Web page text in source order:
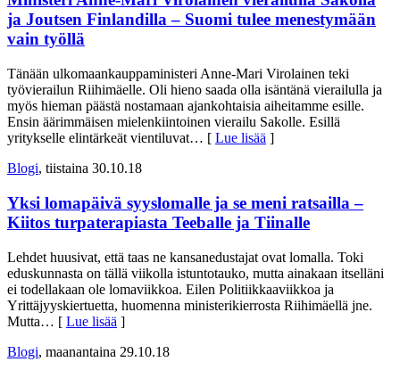
ja Joutsen Finlandilla – Suomi tulee menestymään
vain työllä
Tänään ulkomaankauppaministeri Anne-Mari Virolainen teki
työvierailun Riihimäelle. Oli hieno saada olla isäntänä vierailulla ja
myös hieman päästä nostamaan ajankohtaisia aiheitamme esille.
Ensin äärimmäisen mielenkiintoinen vierailu Sakolle. Esillä
yritykselle elintärkeät vientiluvat… [ Lue lisää ]
Blogi, tiistaina 30.10.18
Yksi lomapäivä syyslomalle ja se meni ratsailla –
Kiitos turpaterapiasta Teeballe ja Tiinalle
Lehdet huusivat, että taas ne kansanedustajat ovat lomalla. Toki
eduskunnasta on tällä viikolla istuntotauko, mutta ainakaan itselläni
ei todellakaan ole lomaviikkoa. Eilen Politiikkaaviikkoa ja
Yrittäjyyskiertuetta, huomenna ministerikierrosta Riihimäellä jne.
Mutta… [ Lue lisää ]
Blogi, maanantaina 29.10.18